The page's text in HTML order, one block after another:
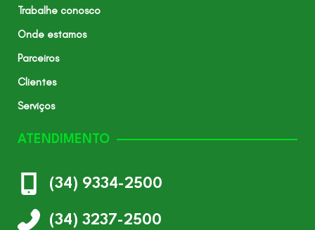
Trabalhe conosco
Onde estamos
Parceiros
Clientes
Serviços
ATENDIMENTO
(34) 9334-2500
(34) 3237-2500